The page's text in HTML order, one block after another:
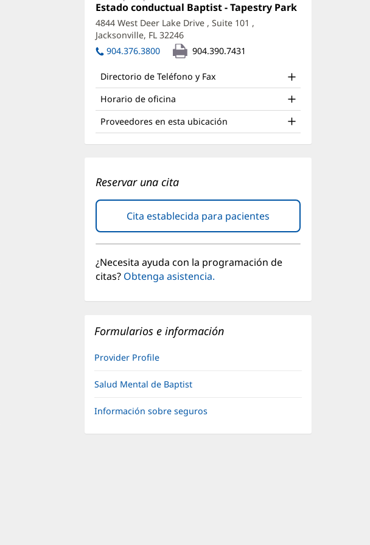
APRN
Office
and
Patient
Information
Oficina
1:
Estado conductual Baptist - Tapestry Park(Se
4844 West Deer Lake Drive , Suite 101 ,
Jacksonville, FL 32246(Se
abre
en
ventana
904.376.3800 904.390.7431
Directorio de Teléfono y Fax
Horario de oficina
Proveedores en esta ubicación
Reservar una cita
Cita establecida para pacientes
abre
en
una
ventana
¿Necesita ayuda con la programación de
citas? Obtenga asistencia.
Formularios e información
Provider Profile
Salud Mental de Baptist
Información sobre seguros